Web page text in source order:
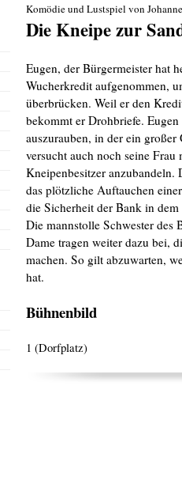
Komödie und Lustspiel von
Die Kneipe zur
Eugen, der Bürgermeister hat
Wucherkredit aufgenommen,
überbrücken. Weil er den
bekommt er Drohbriefe.
auszurauben, in der ein
versucht auch noch seine
Kneipenbesitzer
das plötzliche Auftauchen
die Sicherheit der Bank in
Die mannstolle Schwester des
Dame tragen weiter dazu bei,
machen. So gilt abzuwarten,
hat.
Bühnenbild
1 (Dorfplatz)